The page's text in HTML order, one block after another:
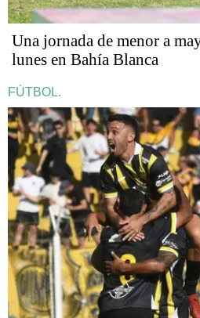
Una jornada de menor a
lunes en Bahía Blanca
FÚTBOL.